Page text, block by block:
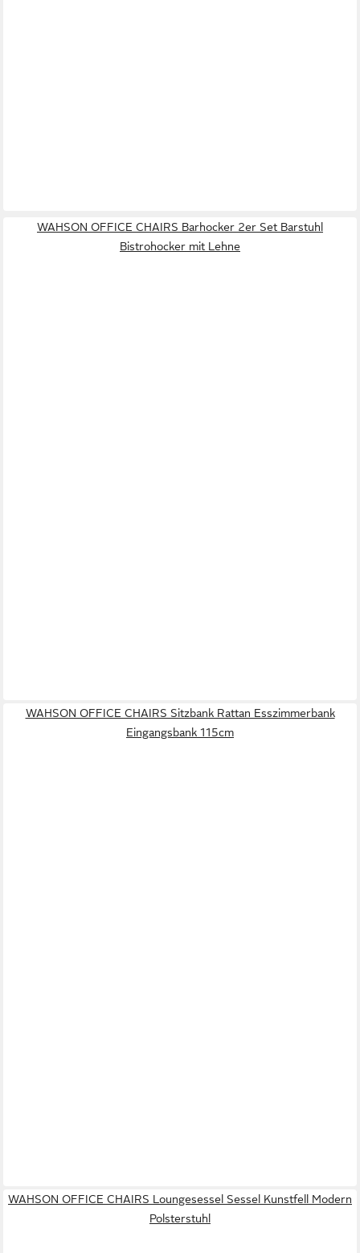
WAHSON OFFICE CHAIRS Barhocker 2er Set Barstuhl
Bistrohocker mit Lehne
WAHSON OFFICE CHAIRS Sitzbank Rattan Esszimmerbank
Eingangsbank 115cm
WAHSON OFFICE CHAIRS Loungesessel Sessel Kunstfell Modern
Polsterstuhl